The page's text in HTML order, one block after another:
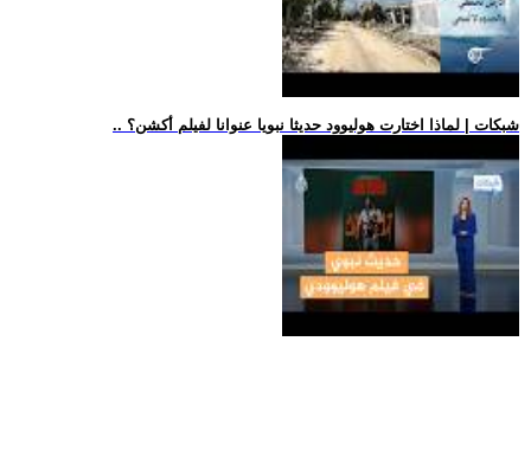
.. شبكات | لماذا اختارت هوليوود حديثا نبويا عنوانا لفيلم أكشن؟